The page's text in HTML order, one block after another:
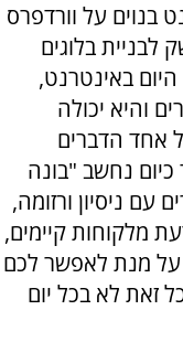
בנוים על וורדפרס
בלוגים
באינטרנט,
והיא יכולה
אחד הדברים
נחשב "בונה
ניסיון ורזומה,
מלקוחות קיימים,
על מנת לאפשר לכם
זאת לא בכל יום